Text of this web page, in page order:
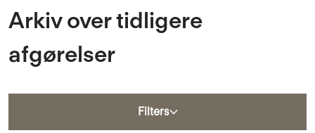
Arkiv over tidligere
afgørelser
Filters